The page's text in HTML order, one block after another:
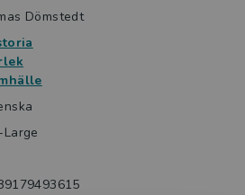
Dömstedt
Large